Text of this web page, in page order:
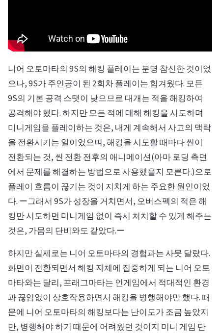
니어 오토마타의 9S의 해킹 플레이는 분명 참신한 것이었
으나, 9S가 주인공이 된 2회차 플레이는 힘겨웠다. 모든
9S의 기본 공격 스탯이 낮으므로 대개는 적을 해킹하여
공격해야 했다. 하지만 모든 적에 대해 해킹을 시도하며
미니게임을 플레이하는 것은, 내게 계속해서 사고의 맥락
을 전환시키는 일이었으며, 해킹을 시도할 때마다 씬이
전환되는 것, 씬 전환 전후의 애니메이션(아마 로딩 측면
에서 문제를 해결하는 방법으로 사용했을지 모른다.)으로
플레이 흐름이 끊기는 것이 지치게 하는 주요한 원인이었
다. ー그래서 9S가 성장을 거치면서, 오버스펙의 적은 해
킹만 시도하면 미니게임 없이 즉시 처치할 수 있게 해주는
것은, 가뭄의 단비와도 같았다.ー
하지만 실제로는 니어 오토마타의 경험과는 사뭇 달랐다.
화면이 전환되면서 해킹 자체에 집중하게 되는 니어 오토
마타와는 달리, 프래그마타는 인게임에서 적대적인 환경
과 끊임없이 상호작용하면서 해킹을 병행해야만 했다. 때
문에 니어 오토마타의 해킹보다는 난이도가 조금 높았지
만, 병행해야 하기 때문에 어려웠던 것이지 미니 게임 단